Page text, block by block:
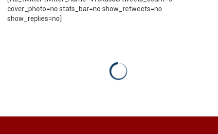
cover_photo=no stats_bar=no show_retweets=no
show_replies=no]